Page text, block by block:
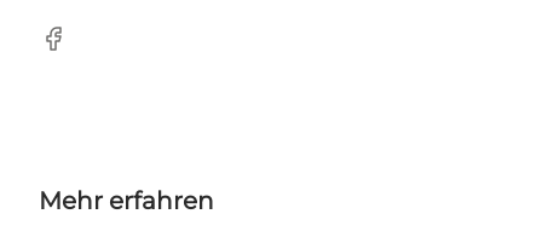
Facebook
Mehr erfahren